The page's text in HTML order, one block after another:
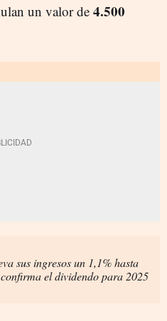
un valor de 4.500
sus ingresos un 1,1% hasta
el dividendo para 2025